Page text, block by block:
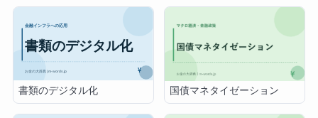
書類のデジタル化 国債マネタイゼーション